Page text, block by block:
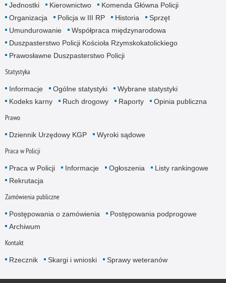
Jednostki Kierownictwo
Komenda Główna Policji
Organizacja
Policja w III RP Historia
Sprzęt
Umundurowanie
Współpraca międzynarodowa
Duszpasterstwo Policji Kościoła Rzymskokatolickiego
Prawosławne Duszpasterstwo Policji
Statystyka
Informacje Ogólne statystyki
Wybrane statystyki
Kodeks karny
Ruch drogowy Raporty Opinia publiczna
Prawo
Dziennik Urzędowy KGP Wyroki sądowe
Praca w Policji
Praca w Policji Informacje Ogłoszenia
Listy rankingowe
Rekrutacja
Zamówienia publiczne
Postępowania o zamówienia
Postępowania podprogowe
Archiwum
Kontakt
Rzecznik Skargi i wnioski Sprawy weteranów